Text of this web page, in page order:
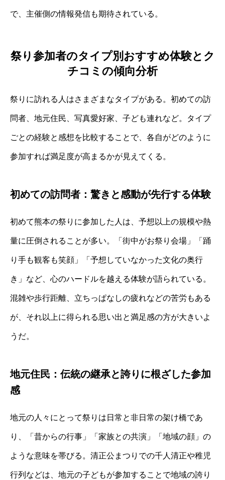
で、主催側の情報発信も期待されている。
祭り参加者のタイプ別おすすめ体験とク
チコミの傾向分析
祭りに訪れる人はさまざまなタイプがある。初めての訪
問者、地元住民、写真愛好家、子ども連れなど。タイプ
ごとの経験と感想を比較することで、各自がどのように
参加すれば満足度が高まるかが見えてくる。
初めての訪問者：驚きと感動が先行する体験
初めて熊本の祭りに参加した人は、予想以上の規模や熱
量に圧倒されることが多い。「街中がお祭り会場」「踊
り手も観客も笑顔」「予想していなかった文化の奥行
き」など、心のハードルを越える体験が語られている。
混雑や歩行距離、立ちっぱなしの疲れなどの苦労もある
が、それ以上に得られる思い出と満足感の方が大きいよ
うだ。
地元住民：伝統の継承と誇りに根ざした参加
感
地元の人々にとって祭りは日常と非日常の架け橋であ
り、「昔からの行事」「家族との共演」「地域の顔」の
ような意味を帯びる。清正公まつりでの千人清正や稚児
行列などは、地元の子どもが参加することで地域の誇り